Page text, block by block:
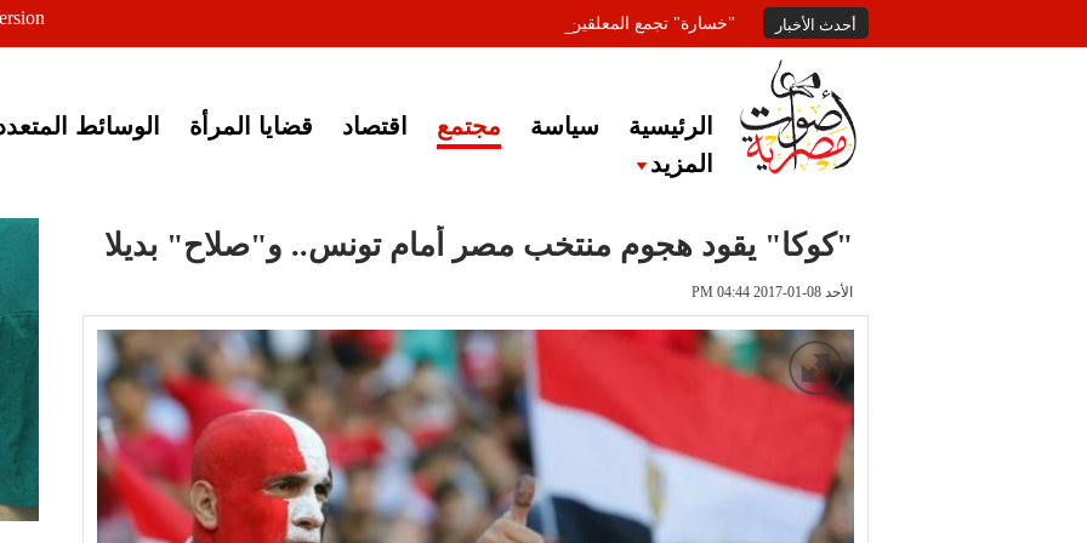
أحدث الأخبار "خسارة" تجمع المعلقين على خبر إغلاق أصوات مصرية
الرئيسية سياسة مجتمع اقتصاد قضايا المرأة
الوسائط
المزيد
"كوكا" يقود هجوم منتخب مصر أمام تونس.. و"صلاح" بديلا
الأحد 08-01-2017 PM 04:44